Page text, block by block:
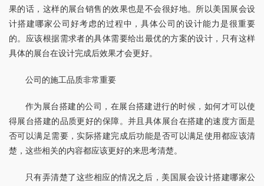
果的话，这样的展台销售的效果也是不会很好地。所以美国展会设
计搭建哪家公司好考虑的过程中，具体公司的设计能力是很重要
的。应该根据需求者的具体需要给出最优的方案的设计，只有这样
具体的展台在设计完成后效果才会更好。
公司的施工品质非常重要
作为展台搭建的公司，在展台搭建进行的时候，如何才可以使
得展台搭建的品质更好的保障。并且具体展台在搭建的速度方面是
否可以满足需要，实际搭建完成后功能是否可以满足使用都应该清
楚，这些相关的内容都应该更好的来思考清楚。
只有弄清楚了这些相应的情况之后，美国展会设计搭建哪家公